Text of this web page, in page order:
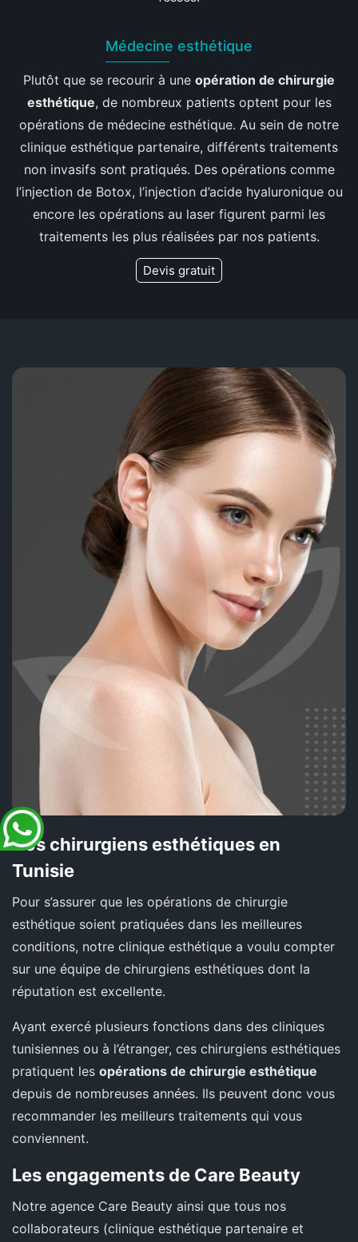
Médecine esthétique
Plutôt que se recourir à une opération de chirurgie
esthétique, de nombreux patients optent pour les
opérations de médecine esthétique. Au sein de notre
clinique esthétique partenaire, différents traitements
non invasifs sont pratiqués. Des opérations comme
l’injection de Botox, l’injection d’acide hyaluronique ou
encore les opérations au laser figurent parmi les
traitements les plus réalisées par nos patients.
Devis gratuit
Nos chirurgiens esthétiques en
Tunisie
Pour s’assurer que les opérations de chirurgie
esthétique soient pratiquées dans les meilleures
conditions, notre clinique esthétique a voulu compter
sur une équipe de chirurgiens esthétiques dont la
réputation est excellente.
Ayant exercé plusieurs fonctions dans des cliniques
tunisiennes ou à l’étranger, ces chirurgiens esthétiques
pratiquent les opérations de chirurgie esthétique
depuis de nombreuses années. Ils peuvent donc vous
recommander les meilleurs traitements qui vous
conviennent.
Les engagements de Care Beauty
Notre agence Care Beauty ainsi que tous nos
collaborateurs (clinique esthétique partenaire et